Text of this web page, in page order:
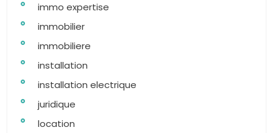
immo expertise
immobilier
immobiliere
installation
installation electrique
juridique
location